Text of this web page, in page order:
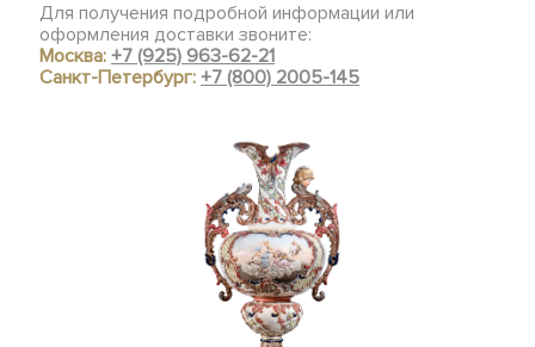
Для получения подробной информации или
оформления доставки звоните:
Москва:+7 (925) 963-62-21
Санкт-Петербург:+7 (800) 2005-145